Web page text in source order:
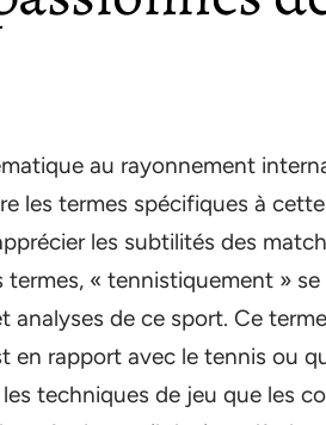
au rayonnement
les termes spécifiques à
les subtilités des
termes, « tennistiquement »
analyses de ce sport. Ce
en rapport avec le tennis ou
techniques de jeu que les